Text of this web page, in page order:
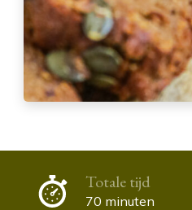
Totale tijd
70 minuten